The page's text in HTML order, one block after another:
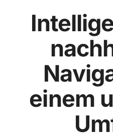
einem